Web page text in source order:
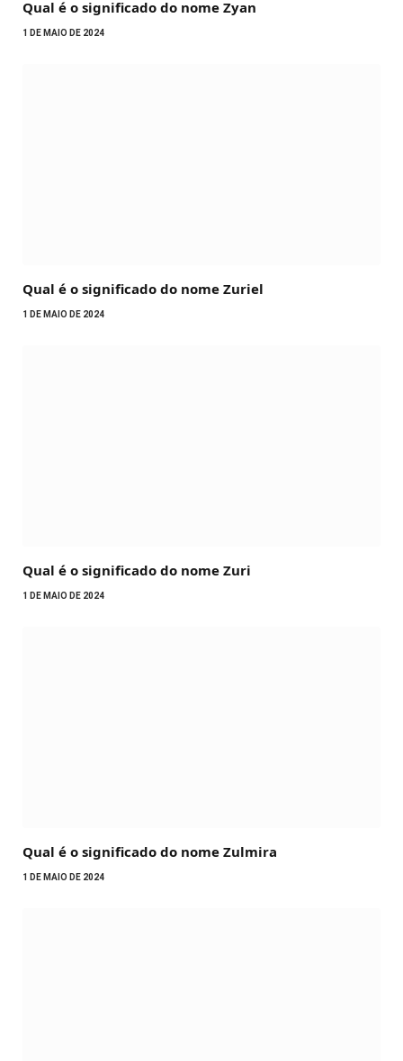
Qual é o significado do nome Zyan
1 DE MAIO DE 2024
Qual é o significado do nome Zuriel
1 DE MAIO DE 2024
Qual é o significado do nome Zuri
1 DE MAIO DE 2024
Qual é o significado do nome Zulmira
1 DE MAIO DE 2024